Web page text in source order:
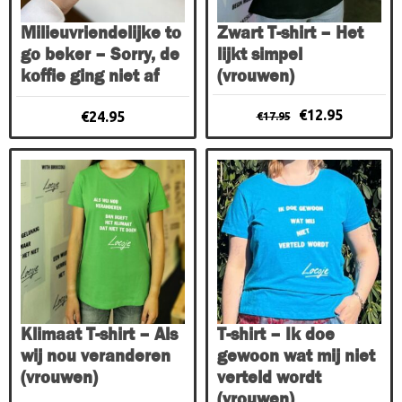
Milieuvriendelijke to
go beker – Sorry, de
koffie ging niet af
€24.95
Zwart T-shirt – Het
lijkt simpel
(vrouwen)
€17.95
Oorspronkelijke
prijs
was:
€17.95.
€12.95Huidige
prijs
is:
€12.95.
kan
gekozen
worden
op
de
productpagina
Klimaat T-shirt – Als
wij nou veranderen
(vrouwen)
Dit
product
heeft
meerdere
variaties.
Deze
optie
gekozen
worden
op
T-shirt – Ik doe
gewoon wat mij niet
verteld wordt
Dit
product
heeft
meerdere
variaties.
Deze
optie
kan
gekozen
worden
op
de